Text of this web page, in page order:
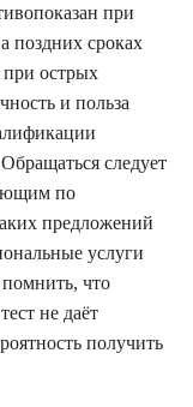
при
поздних сроках
при острых
и польза
следует
по
предложений
услуги
что
не даёт
получить